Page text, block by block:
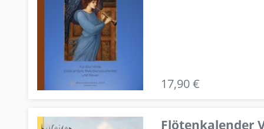
17,90 €
Flötenkalender